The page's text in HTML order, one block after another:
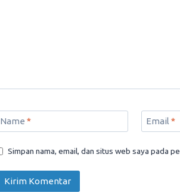
Name * Email *
Simpan nama, email, dan situs web saya pada